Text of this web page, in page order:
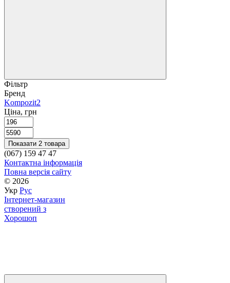
Фільтр
Бренд
Kompozit2
Ціна, грн
Показати 2 товара
(067) 159 47 47
Контактна інформація
Повна версія сайту
© 2026
Укр Рус
Інтернет-магазин
створений з
Хорошоп